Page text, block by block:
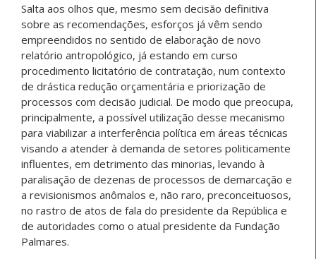
Salta aos olhos que, mesmo sem decisão definitiva
sobre as recomendações, esforços já vêm sendo
empreendidos no sentido de elaboração de novo
relatório antropológico, já estando em curso
procedimento licitatório de contratação, num contexto
de drástica redução orçamentária e priorização de
processos com decisão judicial. De modo que preocupa,
principalmente, a possível utilização desse mecanismo
para viabilizar a interferência política em áreas técnicas
visando a atender à demanda de setores politicamente
influentes, em detrimento das minorias, levando à
paralisação de dezenas de processos de demarcação e
a revisionismos anômalos e, não raro, preconceituosos,
no rastro de atos de fala do presidente da República e
de autoridades como o atual presidente da Fundação
Palmares.